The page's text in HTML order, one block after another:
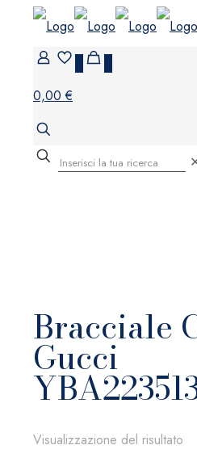
0,00 €
Bracciale
Gucci
Visualizzazione del risultato